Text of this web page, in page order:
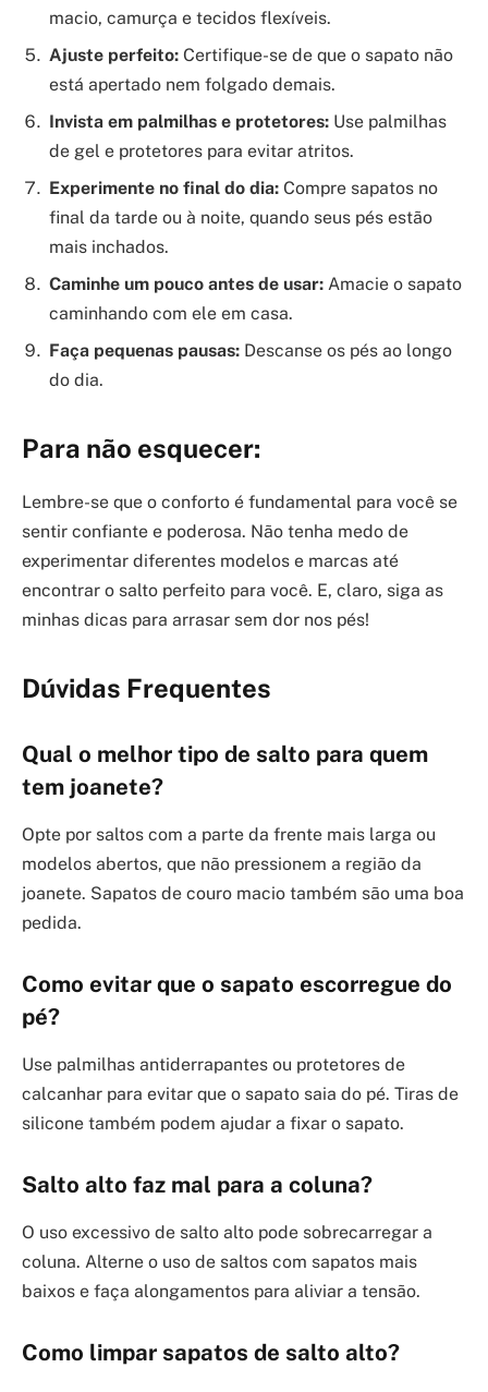
macio, camurça e tecidos flexíveis.
Ajuste perfeito: Certifique-se de que o sapato não
está apertado nem folgado demais.
Invista em palmilhas e protetores: Use palmilhas
de gel e protetores para evitar atritos.
Experimente no final do dia: Compre sapatos no
final da tarde ou à noite, quando seus pés estão
mais inchados.
Caminhe um pouco antes de usar: Amacie o sapato
caminhando com ele em casa.
Faça pequenas pausas: Descanse os pés ao longo
do dia.
Para não esquecer:
Lembre-se que o conforto é fundamental para você se
sentir confiante e poderosa. Não tenha medo de
experimentar diferentes modelos e marcas até
encontrar o salto perfeito para você. E, claro, siga as
minhas dicas para arrasar sem dor nos pés!
Dúvidas Frequentes
Qual o melhor tipo de salto para quem
tem joanete?
Opte por saltos com a parte da frente mais larga ou
modelos abertos, que não pressionem a região da
joanete. Sapatos de couro macio também são uma boa
pedida.
Como evitar que o sapato escorregue do
pé?
Use palmilhas antiderrapantes ou protetores de
calcanhar para evitar que o sapato saia do pé. Tiras de
silicone também podem ajudar a fixar o sapato.
Salto alto faz mal para a coluna?
O uso excessivo de salto alto pode sobrecarregar a
coluna. Alterne o uso de saltos com sapatos mais
baixos e faça alongamentos para aliviar a tensão.
Como limpar sapatos de salto alto?